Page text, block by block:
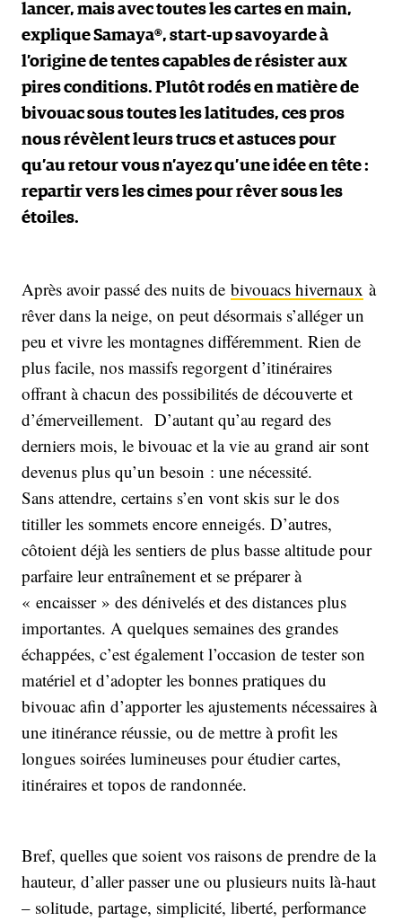
lancer, mais avec toutes les cartes en main,
explique Samaya®, start-up savoyarde à
l’origine de tentes capables de résister aux
pires conditions. Plutôt rodés en matière de
bivouac sous toutes les latitudes, ces pros
nous révèlent leurs trucs et astuces pour
qu’au retour vous n’ayez qu’une idée en tête :
repartir vers les cimes pour rêver sous les
étoiles.
Après avoir passé des nuits de bivouacs hivernaux à
rêver dans la neige, on peut désormais s’alléger un
peu et vivre les montagnes différemment. Rien de
plus facile, nos massifs regorgent d’itinéraires
offrant à chacun des possibilités de découverte et
d’émerveillement. D’autant qu’au regard des
derniers mois, le bivouac et la vie au grand air sont
devenus plus qu’un besoin : une nécessité.
Sans attendre, certains s’en vont skis sur le dos
titiller les sommets encore enneigés. D’autres,
côtoient déjà les sentiers de plus basse altitude pour
parfaire leur entraînement et se préparer à
« encaisser » des dénivelés et des distances plus
importantes. A quelques semaines des grandes
échappées, c’est également l’occasion de tester son
matériel et d’adopter les bonnes pratiques du
bivouac afin d’apporter les ajustements nécessaires à
une itinérance réussie, ou de mettre à profit les
longues soirées lumineuses pour étudier cartes,
itinéraires et topos de randonnée.
Bref, quelles que soient vos raisons de prendre de la
hauteur, d’aller passer une ou plusieurs nuits là-haut
– solitude, partage, simplicité, liberté, performance